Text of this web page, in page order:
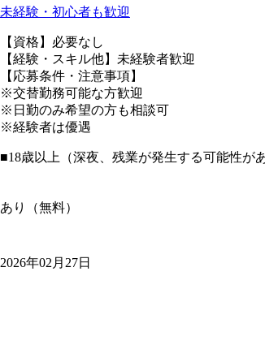
未経験・初心者も歓迎
【資格】必要なし
【経験・スキル他】未経験者歓迎
【応募条件・注意事項】
※交替勤務可能な方歓迎
※日勤のみ希望の方も相談可
※経験者は優遇
■18歳以上（深夜、残業が発生する可能性が
あり（無料）
2026年02月27日